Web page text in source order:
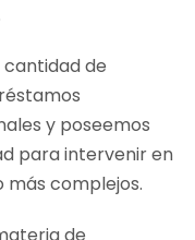
de
y poseemos
para intervenir en
más complejos.